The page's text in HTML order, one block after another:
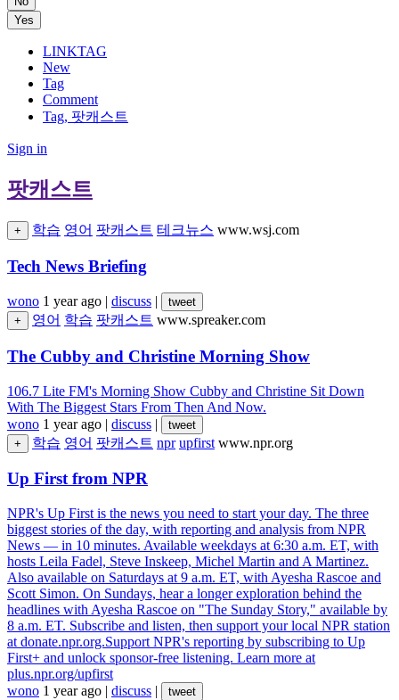
Yes
LINKTAG
New
Tag
Comment
Tag, 팟캐스트
Sign in
팟캐스트
+ 학습 영어 팟캐스트 테크뉴스 www.wsj.com
Tech News Briefing
wono 1 year ago | discuss |
tweet
+
영어 학습 팟캐스트 www.spreaker.com
The Cubby and Christine Morning Show
106.7 Lite FM's Morning Show Cubby and Christine Sit Down
With The Biggest Stars From Then And Now.
wono 1 year ago | discuss |
tweet
+
학습 영어 팟캐스트 npr upfirst www.npr.org
Up First from NPR
NPR's Up First is the news you need to start your day. The three
biggest stories of the day, with reporting and analysis from NPR
News — in 10 minutes. Available weekdays at 6:30 a.m. ET, with
hosts Leila Fadel, Steve Inskeep, Michel Martin and A Martinez.
Also available on Saturdays at 9 a.m. ET, with Ayesha Rascoe and
Scott Simon. On Sundays, hear a longer exploration behind the
headlines with Ayesha Rascoe on "The Sunday Story," available by
8 a.m. ET. Subscribe and listen, then support your local NPR station
at donate.npr.org.Support NPR's reporting by subscribing to Up
First+ and unlock sponsor-free listening. Learn more at
plus.npr.org/upfirst
wono 1 year ago | discuss |
tweet